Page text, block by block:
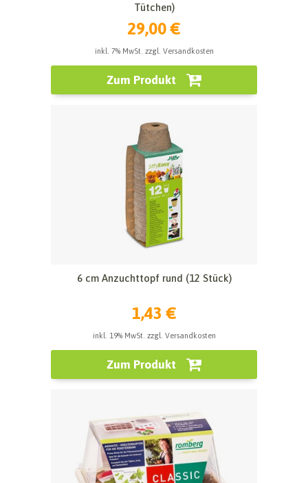
Tütchen)
29,00 €
inkl. 7% MwSt. zzgl. Versandkosten
Zum Produkt
6 cm Anzuchttopf rund (12 Stück)
1,43 €
inkl. 19% MwSt. zzgl. Versandkosten
Zum Produkt